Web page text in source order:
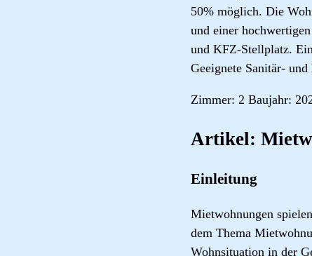
50% möglich. Die
und einer
und KFZ-Stellplatz.
Geeignete Sanitär-
Zimmer: 2 Baujahr:
Artikel:
Einleitung
Mietwohnungen
dem Thema
Wohnsituation in der